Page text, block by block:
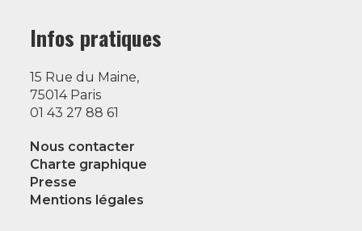
Infos pratiques
15 Rue du Maine,
75014 Paris
01 43 27 88 61
Nous contacter
Charte graphique
Presse
Mentions légales